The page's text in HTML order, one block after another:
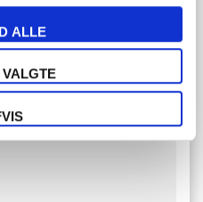
ALLE